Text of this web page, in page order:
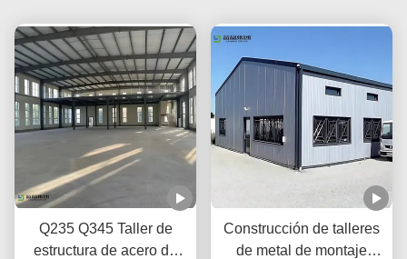
Q235 Q345 Taller de
estructura de acero de
Construcción de talleres
de metal de montaje